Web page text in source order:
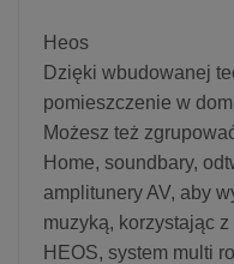
Heos
Dzięki wbudowanej
pomieszczenie w
Możesz też
Home, soundbary,
amplitunery AV, aby
muzyką, korzystając
HEOS, system multi